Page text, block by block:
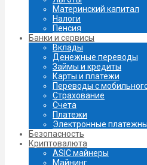
Материнский капитал
Налоги
Пенсия
Банки и сервисы
Вклады
Денежные переводы
Займы и кредиты
Карты и платежи
Переводы с
Страхование
Счета
Платежи
Электронные
Безопасность
Криптовалюта
ASIC майнеры
Майнинг